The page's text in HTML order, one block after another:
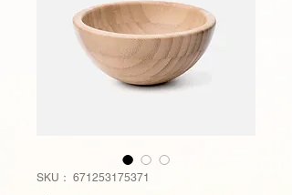
SKU： 671253175371